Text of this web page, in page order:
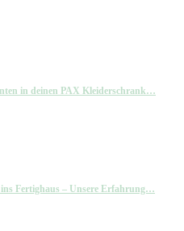
in deinen PAX Kleiderschrank…
Fertighaus – Unsere Erfahrung…